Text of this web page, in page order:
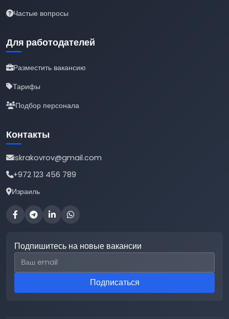
Частые вопросы
Для работодателей
Разместить вакансию
Тарифы
Подбор персонала
Контакты
iskrakovrov@gmail.com
+972 123 456 789
Израиль
Подпишитесь на новые вакансии
Email для подписки
Подписаться